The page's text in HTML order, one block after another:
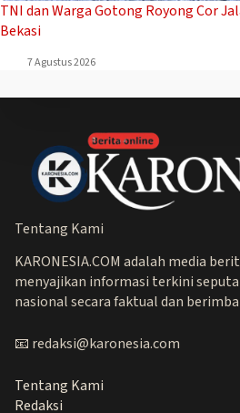
TNI dan Warga Gotong Royong Cor
Bekasi
7 Agustus 2026
Tentang Kami
KARONESIA.COM adalah media
menyajikan informasi terkini
nasional secara faktual dan
📧 redaksi@karonesia.com
Tentang Kami
Redaksi